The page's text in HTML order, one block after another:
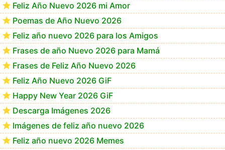
Feliz Año Nuevo 2026 mi Amor
Poemas de Año Nuevo 2026
Feliz año nuevo 2026 para los Amigos
Frases de año Nuevo 2026 para Mamá
Frases de Feliz Año Nuevo 2026
Feliz Año Nuevo 2026 GiF
Happy New Year 2026 GiF
Descarga Imágenes 2026
Imágenes de feliz año nuevo 2026
Feliz año nuevo 2026 Memes